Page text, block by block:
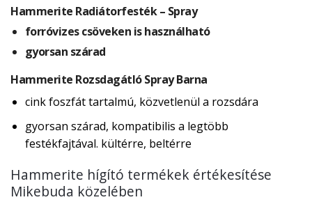
Hammerite Radiátorfesték – Spray
forróvizes csöveken is használható
gyorsan szárad
Hammerite Rozsdagátló Spray Barna
cink foszfát tartalmú, közvetlenül a rozsdára
gyorsan szárad, kompatibilis a legtöbb
festékfajtával. kültérre, beltérre
Hammerite hígító termékek értékesítése
Mikebuda közelében